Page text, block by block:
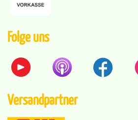
Folge uns
Versandpartner